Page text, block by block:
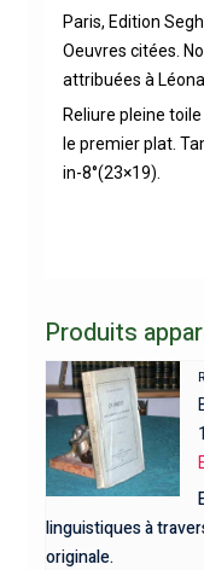
Paris, Edition
Oeuvres citées.
attribuées à
Reliure pleine
le premier plat.
in-8°(23×19).
Produits
linguistiques à
originale.